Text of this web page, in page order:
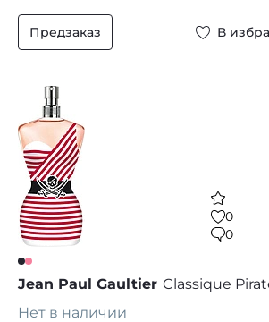
Предзаказ В
0
0
Jean Paul Gaultier Classique
Нет в наличии